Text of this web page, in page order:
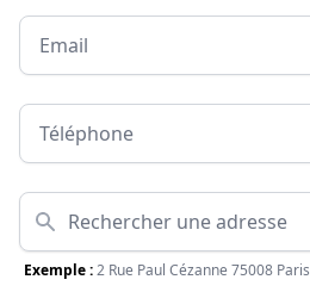
Email
Téléphone
Adresse
Exemple :2 Rue Paul Cézanne 75008 Paris